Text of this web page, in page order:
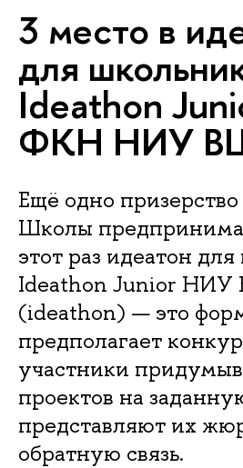
3 место в
для
Ideathon
ФКН НИУ
Ещё одно
Школы
этот раз идеатон
Ideathon Junior НИУ
(ideathon) — это
предполагает
участники
проектов на
представляют их
обратную связь.